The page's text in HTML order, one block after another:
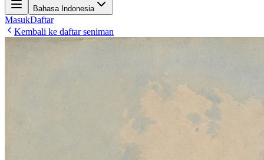
Bahasa Indonesia
MasukDaftar
Kembali ke daftar seniman